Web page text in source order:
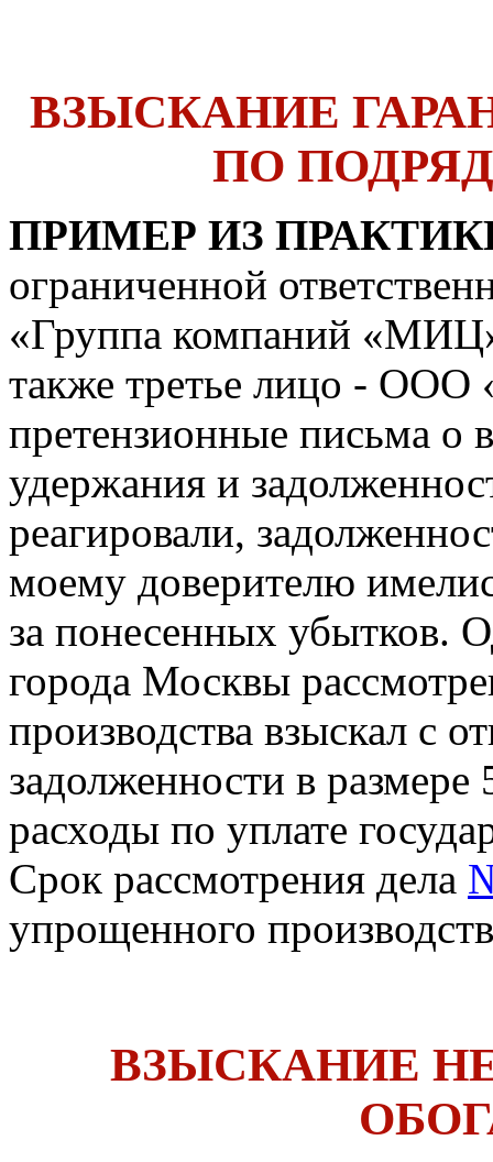
ВЗЫСКАНИЕ
ПО
ПРИМЕР ИЗ
ограниченной
«Группа компаний
также третье лицо -
претензионные письма о
удержания и
реагировали,
моему доверителю
за понесенных убытков.
города Москвы
производства взыскал с
задолженности в
расходы по уплате
Срок рассмотрения дела
упрощенного
ВЗЫСКАНИЕ